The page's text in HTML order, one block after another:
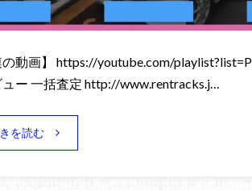
の動画】 https://youtube.com/
ュー 一括査定 http://www.rentracks.j…
を読む